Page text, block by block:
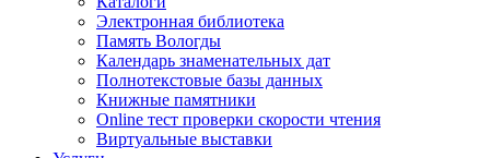
Электронная библиотека
Память Вологды
Календарь знаменательных дат
Полнотекстовые базы данных
Книжные памятники
Online тест проверки скорости чтения
Виртуальные выставки